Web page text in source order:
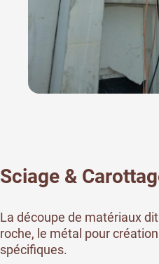
Sciage &
La découpe de matériaux
roche, le métal pour
spécifiques.